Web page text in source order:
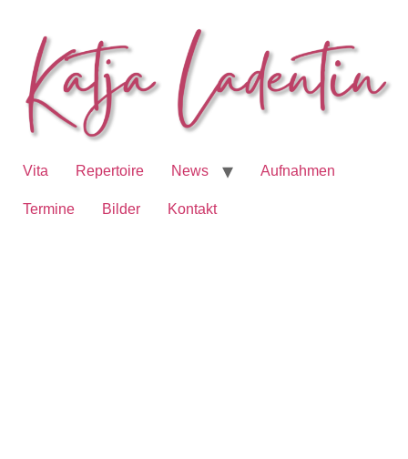
Vita Repertoire News Aufnahmen
Termine Bilder Kontakt